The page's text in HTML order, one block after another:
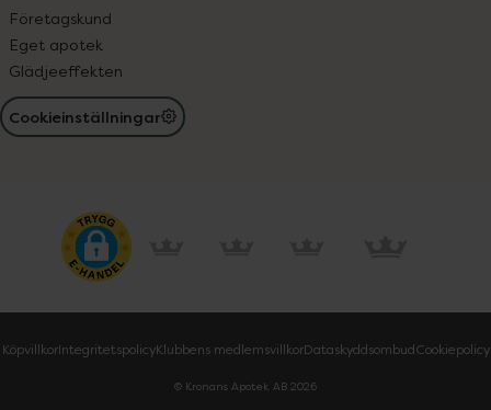
Företagskund
Eget apotek
Glädjeeffekten
Cookieinställningar
KöpvillkorIntegritetspolicyKlubbens medlemsvillkorDataskyddsombudCookiepolicy
© Kronans Apotek AB 2026